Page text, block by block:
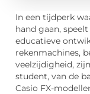
In een tijdperk
hand gaan,
educatieve
rekenmachines,
veelzijdigheid,
student, van de
Casio FX-